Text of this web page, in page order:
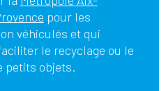
pour les
véhiculés et qui
le recyclage ou le
petits objets.